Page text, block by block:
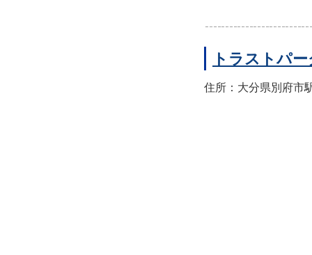
トラストパ
住所：大分県別府市